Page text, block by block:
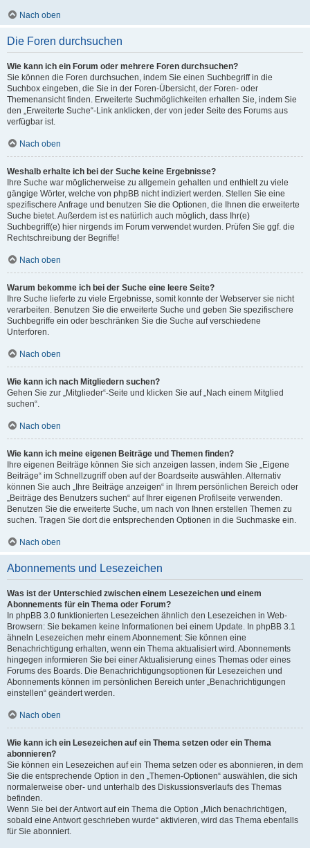
Nach oben
Die Foren durchsuchen
Wie kann ich ein Forum oder mehrere Foren durchsuchen?
Sie können die Foren durchsuchen, indem Sie einen Suchbegriff in die
Suchbox eingeben, die Sie in der Foren-Übersicht, der Foren- oder
Themenansicht finden. Erweiterte Suchmöglichkeiten erhalten Sie, indem Sie
den „Erweiterte Suche“-Link anklicken, der von jeder Seite des Forums aus
verfügbar ist.
Nach oben
Weshalb erhalte ich bei der Suche keine Ergebnisse?
Ihre Suche war möglicherweise zu allgemein gehalten und enthielt zu viele
gängige Wörter, welche von phpBB nicht indiziert werden. Stellen Sie eine
spezifischere Anfrage und benutzen Sie die Optionen, die Ihnen die erweiterte
Suche bietet. Außerdem ist es natürlich auch möglich, dass Ihr(e)
Suchbegriff(e) hier nirgends im Forum verwendet wurden. Prüfen Sie ggf. die
Rechtschreibung der Begriffe!
Nach oben
Warum bekomme ich bei der Suche eine leere Seite?
Ihre Suche lieferte zu viele Ergebnisse, somit konnte der Webserver sie nicht
verarbeiten. Benutzen Sie die erweiterte Suche und geben Sie spezifischere
Suchbegriffe ein oder beschränken Sie die Suche auf verschiedene
Unterforen.
Nach oben
Wie kann ich nach Mitgliedern suchen?
Gehen Sie zur „Mitglieder“-Seite und klicken Sie auf „Nach einem Mitglied
suchen“.
Nach oben
Wie kann ich meine eigenen Beiträge und Themen finden?
Ihre eigenen Beiträge können Sie sich anzeigen lassen, indem Sie „Eigene
Beiträge“ im Schnellzugriff oben auf der Boardseite auswählen. Alternativ
können Sie auch „Ihre Beiträge anzeigen“ in Ihrem persönlichen Bereich oder
„Beiträge des Benutzers suchen“ auf Ihrer eigenen Profilseite verwenden.
Benutzen Sie die erweiterte Suche, um nach von Ihnen erstellen Themen zu
suchen. Tragen Sie dort die entsprechenden Optionen in die Suchmaske ein.
Nach oben
Abonnements und Lesezeichen
Was ist der Unterschied zwischen einem Lesezeichen und einem
Abonnements für ein Thema oder Forum?
In phpBB 3.0 funktionierten Lesezeichen ähnlich den Lesezeichen in Web-
Browsern: Sie bekamen keine Informationen bei einem Update. In phpBB 3.1
ähneln Lesezeichen mehr einem Abonnement: Sie können eine
Benachrichtigung erhalten, wenn ein Thema aktualisiert wird. Abonnements
hingegen informieren Sie bei einer Aktualisierung eines Themas oder eines
Forums des Boards. Die Benachrichtigungsoptionen für Lesezeichen und
Abonnements können im persönlichen Bereich unter „Benachrichtigungen
einstellen“ geändert werden.
Nach oben
Wie kann ich ein Lesezeichen auf ein Thema setzen oder ein Thema
abonnieren?
Sie können ein Lesezeichen auf ein Thema setzen oder es abonnieren, in dem
Sie die entsprechende Option in den „Themen-Optionen“ auswählen, die sich
normalerweise ober- und unterhalb des Diskussionsverlaufs des Themas
befinden.
Wenn Sie bei der Antwort auf ein Thema die Option „Mich benachrichtigen,
sobald eine Antwort geschrieben wurde“ aktivieren, wird das Thema ebenfalls
für Sie abonniert.